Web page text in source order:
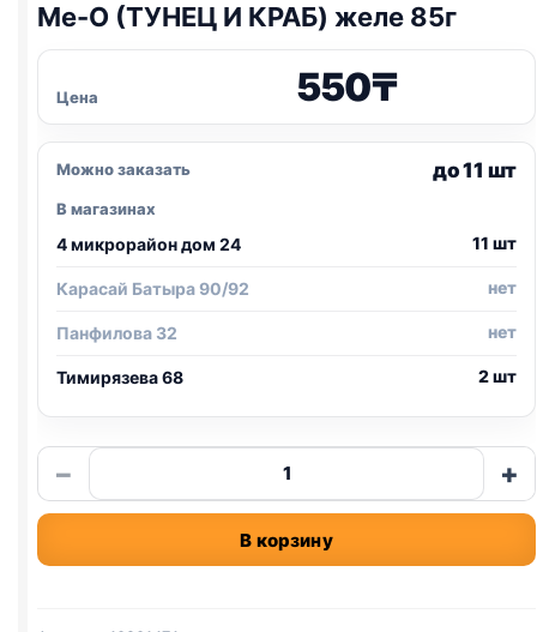
Me-O (ТУНЕЦ И КРАБ) желе 85г
Цена 550₸
Можно заказать до 11 шт
В магазинах
4 микрорайон дом 24 11 шт
Карасай Батыра 90/92 нет
Панфилова 32 нет
Тимирязева 68 2 шт
−
Количество
товара
Me-
(ТУНЕЦ
КРАБ)
+
В корзину